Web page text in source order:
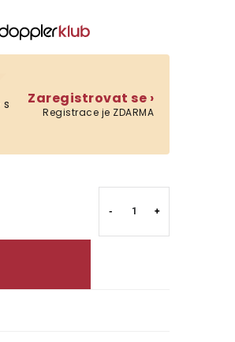
s
Zaregistrovat se ›
Registrace je ZDARMA